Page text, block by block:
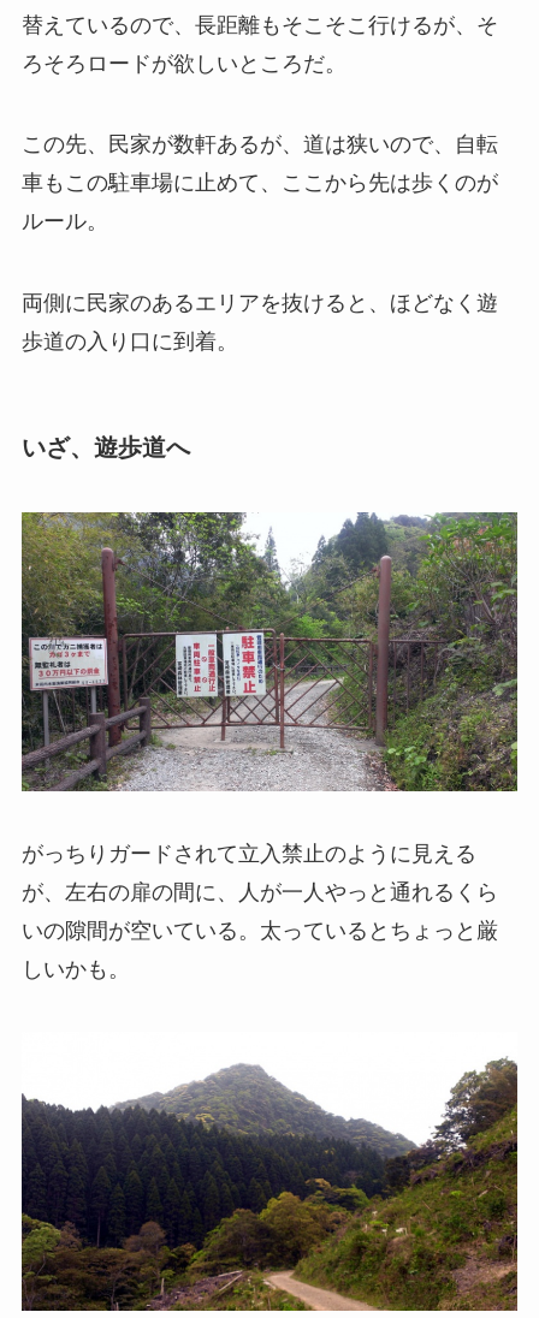
替えているので、長距離もそこそこ行けるが、そ
ろそろロードが欲しいところだ。
この先、民家が数軒あるが、道は狭いので、自転
車もこの駐車場に止めて、ここから先は歩くのが
ルール。
両側に民家のあるエリアを抜けると、ほどなく遊
歩道の入り口に到着。
いざ、遊歩道へ
がっちりガードされて立入禁止のように見える
が、左右の扉の間に、人が一人やっと通れるくら
いの隙間が空いている。太っているとちょっと厳
しいかも。